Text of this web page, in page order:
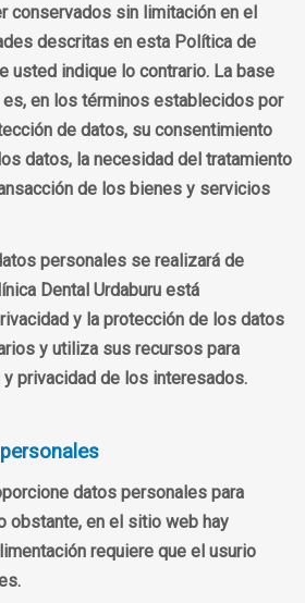
conservados sin limitación en el
descritas en esta Política de
usted indique lo contrario. La base
en los términos establecidos por
de datos, su consentimiento
datos, la necesidad del tratamiento
de los bienes y servicios
personales se realizará de
Dental Urdaburu está
y la protección de los datos
y utiliza sus recursos para
privacidad de los interesados.
datos personales para
obstante, en el sitio web hay
requiere que el usurio